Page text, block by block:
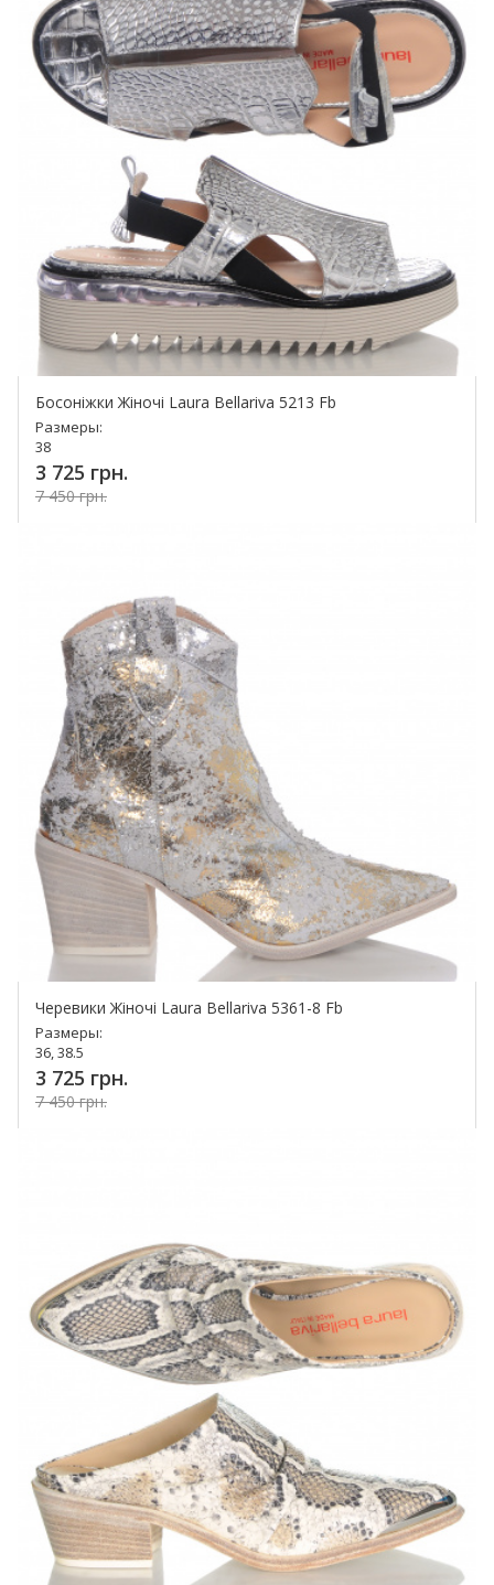
Босоніжки Жіночі Laura Bellariva 5213 Fb
Размеры:
38
3 725 грн.
7 450 грн.
Черевики Жіночі Laura Bellariva 5361-8 Fb
Размеры:
36, 38.5
3 725 грн.
7 450 грн.